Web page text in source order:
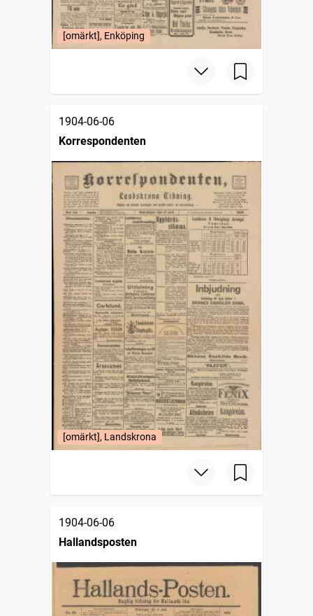
[omärkt], Enköping
1904-06-06
Korrespondenten
[omärkt], Landskrona
1904-06-06
Hallandsposten